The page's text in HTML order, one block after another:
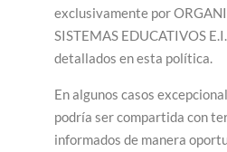
exclusivamente por
SISTEMAS EDUCATIVOS
detallados en esta política.
En algunos casos
podría ser compartida con
informados de manera